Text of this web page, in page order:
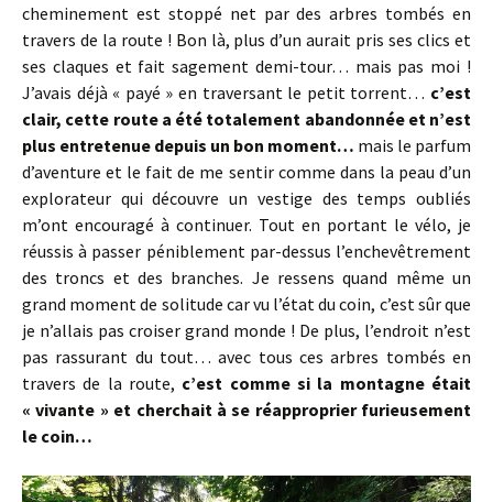
cheminement est stoppé net par des arbres tombés en
travers de la route ! Bon là, plus d’un aurait pris ses clics et
ses claques et fait sagement demi-tour… mais pas moi !
J’avais déjà « payé » en traversant le petit torrent… c’est
clair, cette route a été totalement abandonnée et n’est
plus entretenue depuis un bon moment… mais le parfum
d’aventure et le fait de me sentir comme dans la peau d’un
explorateur qui découvre un vestige des temps oubliés
m’ont encouragé à continuer. Tout en portant le vélo, je
réussis à passer péniblement par-dessus l’enchevêtrement
des troncs et des branches. Je ressens quand même un
grand moment de solitude car vu l’état du coin, c’est sûr que
je n’allais pas croiser grand monde ! De plus, l’endroit n’est
pas rassurant du tout… avec tous ces arbres tombés en
travers de la route, c’est comme si la montagne était
« vivante » et cherchait à se réapproprier furieusement
le coin…